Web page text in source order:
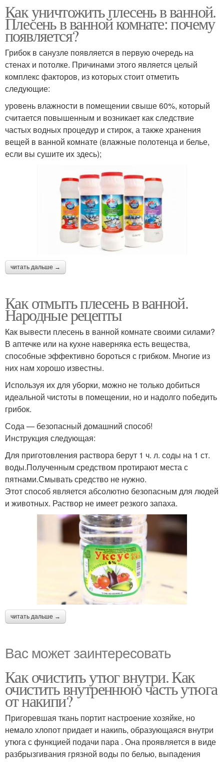
Как уничтожить плесень в ванной.
Плесень в ванной комнате: почему
появляется?
Грибок в санузле появляется в первую очередь на
стенах и потолке. Причинами этого является целый
комплекс факторов, из которых стоит отметить
следующие:
уровень влажности в помещении свыше 60%, который
считается повышенным и возникает как следствие
частых водных процедур и стирок, а также хранения
вещей в ванной комнате (влажные полотенца и белье,
если вы сушите их здесь);
читать дальше →
Как отмыть плесень в ванной.
Народные рецепты
Как вывести плесень в ванной комнате своими силами?
В аптечке или на кухне наверняка есть вещества,
способные эффективно бороться с грибком. Многие из
них нам хорошо известны.
Используя их для уборки, можно не только добиться
идеальной чистоты в помещении, но и надолго победить
грибок.
Сода — безопасный домашний способ!
Инструкция следующая:
Для приготовления раствора берут 1 ч. л. соды на 1 ст.
воды.Полученным средством протирают места с
пятнами.Смывать средство не нужно.
Этот способ является абсолютно безопасным для людей
и животных. Раствор не имеет резкого запаха.
читать дальше →
Вас может заинтересовать
Как очистить утюг внутри. Как
очистить внутреннюю часть утюга
от накипи?
Пригоревшая ткань портит настроение хозяйке, но
немало хлопот придает и накипь, образующаяся внутри
утюга с функцией подачи пара . Она проявляется в виде
разбрызгивания грязной воды по белью, выпадения